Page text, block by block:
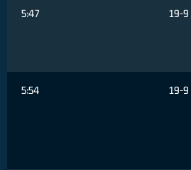
5:47 19-9
5:54 19-9